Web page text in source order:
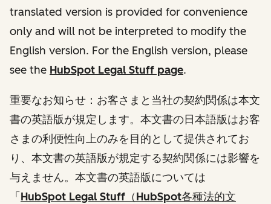
translated version is provided for convenience
only and will not be interpreted to modify the
English version. For the English version, please
see the HubSpot Legal Stuff page.
重要なお知らせ：お客さまと当社の契約関係は本文
書の英語版が規定します。本文書の日本語版はお客
さまの利便性向上のみを目的として提供されてお
り、本文書の英語版が規定する契約関係には影響を
与えません。本文書の英語版については
「 HubSpot Legal Stuff（HubSpot各種法的文